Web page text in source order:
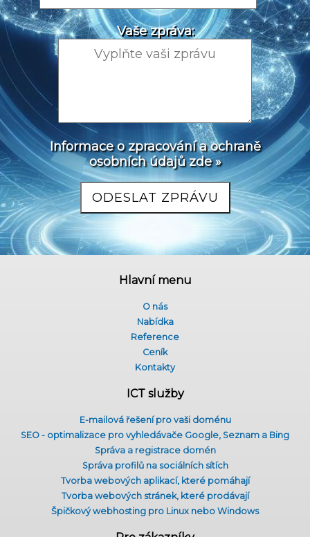
Vaše zpráva:
Informace o zpracování a ochraně
osobních údajů zde »
Hlavní menu
O nás
Nabídka
Reference
Ceník
Kontakty
ICT služby
E-mailová řešení pro vaši doménu
SEO - optimalizace pro vyhledávače Google, Seznam a Bing
Správa a registrace domén
Správa profilů na sociálních sítích
Tvorba webových aplikací, které pomáhají
Tvorba webových stránek, které prodávají
Špičkový webhosting pro Linux nebo Windows